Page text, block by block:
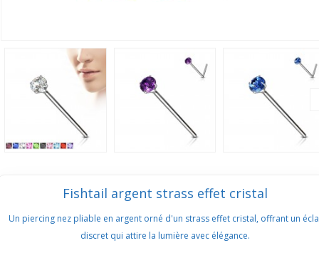
Fishtail argent strass effet cristal
Un piercing nez pliable en argent orné d'un strass effet cristal, offrant un
discret qui attire la lumière avec élégance.